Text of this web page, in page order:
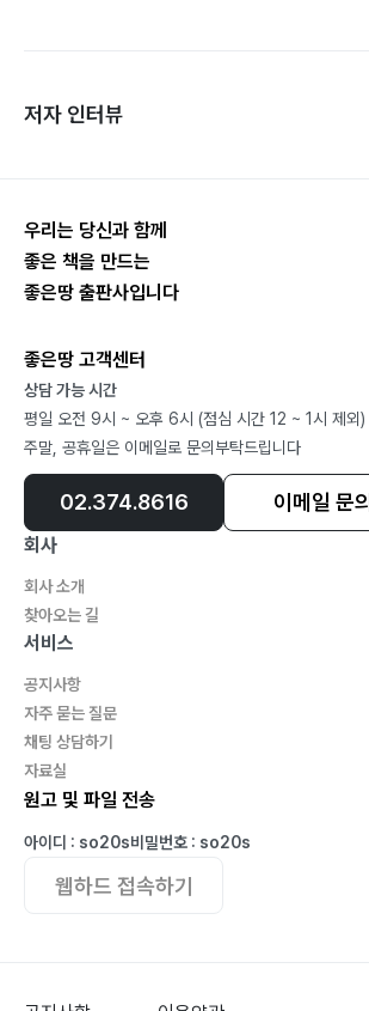
저자 인터뷰
우리는 당신과 함께
좋은 책을 만드는
좋은땅 출판사입니다
좋은땅 고객센터
상담 가능 시간
평일 오전 9시 ~ 오후 6시 (점심 시간 12 ~ 1시 제외)
주말, 공휴일은 이메일로 문의부탁드립니다
02.374.8616 이메일 문의
회사
회사 소개
찾아오는 길
서비스
공지사항
자주 묻는 질문
채팅 상담하기
자료실
원고 및 파일 전송
아이디 : so20s비밀번호 : so20s
웹하드 접속하기